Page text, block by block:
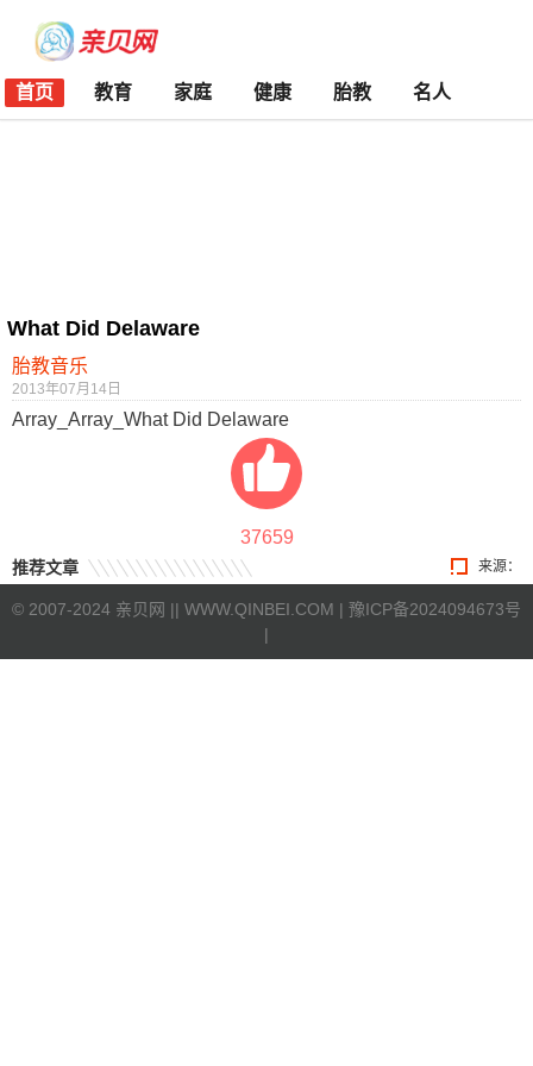
首页 教育 家庭 健康 胎教 名人
What Did Delaware
胎教音乐
2013年07月14日
Array_Array_What Did Delaware
37659
来源：
推荐文章
© 2007-2024 亲贝网 || WWW.QINBEI.COM | 豫ICP备2024094673号
|